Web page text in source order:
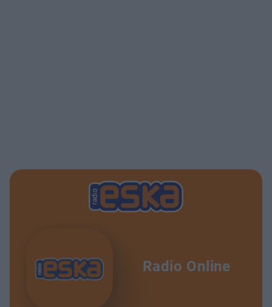
Radio Online